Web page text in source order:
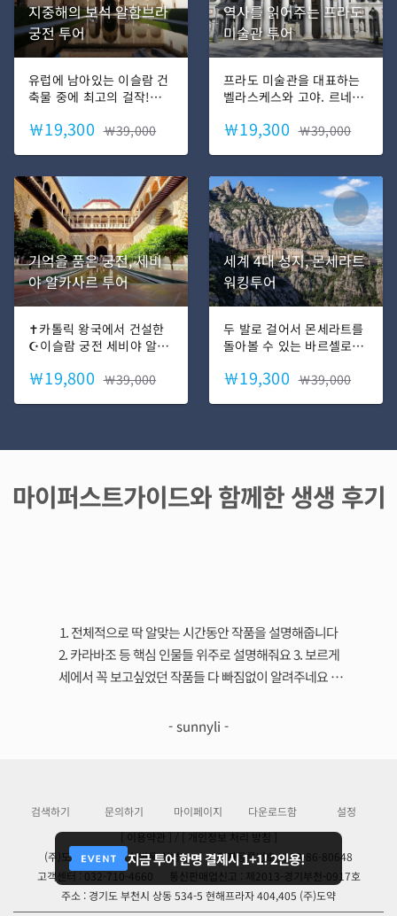
지금 투어 한명 결제시 1+1! 2인용!
지중해의 보석 알함브라
궁전 투어
유럽에 남아있는 이슬람 건
축물 중에 최고의 걸작!
그 곳에서 술탄이 된 것 같
은만큼, 자유롭게 보고 느
끼는 투어!
￦19,300 ￦39,000
역사를 읽어주는 프라도
미술관 투어
프라도 미술관을 대표하는
벨라스케스와 고야. 르네상
은 거장들. 세계 3대 미술
쉬는 수백년 전 이야기를
경험해보세요!
￦19,300 ￦39,000
기억을 품은 궁전, 세비
야 알카사르 투어
✝️카톨릭 왕국에서 건설한
☪️이슬람 궁전 세비야 알카
곳은 바다를 누비던 ⚓항해
사용되고 있는 곳입니다. 이
이르기까지! 천년의 기억을
품은 궁전, 세비야 알카사
￦19,800 ￦39,000
세계 4대 성지, 몬세라트
워킹투어
두 발로 걸어서 몬세라트를
돌아볼 수 있는 바르셀로나
암괴석이 펄쳐진 장엄한 자
￦19,300 ￦39,000
마이퍼스트가이드와 함께한 생생 후기
1. 전체적으로 딱 알맞는 시간동안 작품을 설명해줍니다
2. 카라바조 등 핵심 인물들 위주로 설명해줘요 3. 보르게
세에서 꼭 보고싶었던 작품들 다 빠짐없이 알려주네요 4.
드였으면 다시 설명 못들을텐데, 다시 돌려서 들을 수 있
- sunnyli -
검색하기 문의하기 마이페이지 다운로드함
설정
[ 이용약관 ]/[ 개인정보 처리 방침 ]
(주)도약 대표자 : 심병욱,심병민/사업자등록번호 : 130-86-80648
고객센터 : 032-710-4660
통신판매업신고 : 제2013-경기부천-0917호
주소 : 경기도 부천시 상동 534-5 현해프라자 404,405 (주)도약